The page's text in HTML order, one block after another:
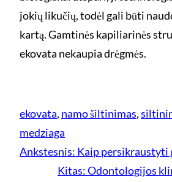
jokių likučių, todėl gali būti
kartą. Gamtinės kapiliarinės
ekovata nekaupia drėgmės.
ekovata, namo šiltinimas,
medziaga
Ankstesnis: Kaip persikraustyti
Kitas:Odontologijos